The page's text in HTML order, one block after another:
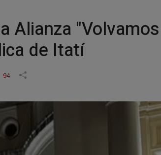
Alianza
de Itatí
94